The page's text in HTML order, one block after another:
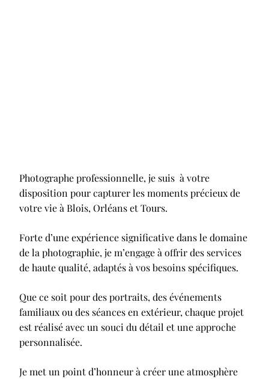
Photographe professionnelle, je suis à votre
disposition pour capturer les moments précieux de
votre vie à Blois, Orléans et Tours.
Forte d’une expérience significative dans le domaine
de la photographie, je m’engage à offrir des services
de haute qualité, adaptés à vos besoins spécifiques.
Que ce soit pour des portraits, des événements
familiaux ou des séances en extérieur, chaque projet
est réalisé avec un souci du détail et une approche
personnalisée.
Je met un point d’honneur à créer une atmosphère